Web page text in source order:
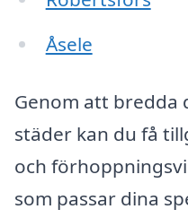
Åsele
Genom att bredda
städer kan du få
och
som passar dina